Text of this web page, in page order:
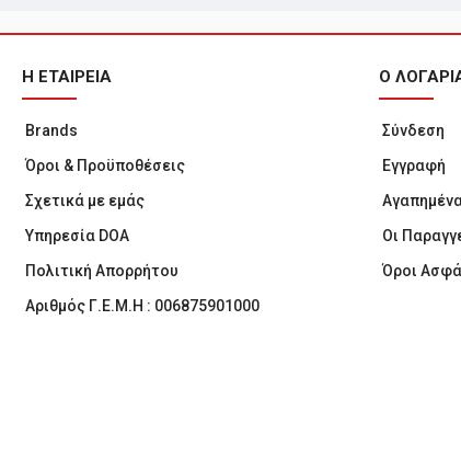
Η ΕΤΑΙΡΕΙΑ
Brands
Όροι & Προϋποθέσεις
Σχετικά με εμάς
Υπηρεσία DOA
Πολιτική Απορρήτου
Αριθμός Γ.Ε.Μ.Η : 006875901000
Ο
Σύνδεση
Εγγραφή
Οι
Όροι